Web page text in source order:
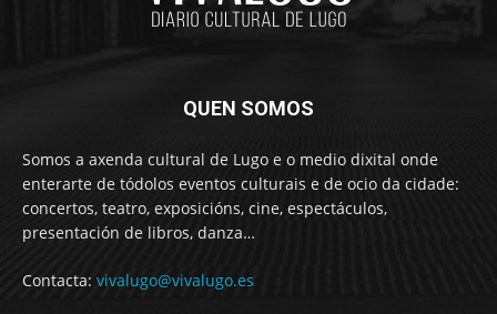
QUEN SOMOS
Somos a axenda cultural de Lugo e o medio dixital onde
enterarte de tódolos eventos culturais e de ocio da cidade:
concertos, teatro, exposicións, cine, espectáculos,
presentación de libros, danza…
Contacta: vivalugo@vivalugo.es